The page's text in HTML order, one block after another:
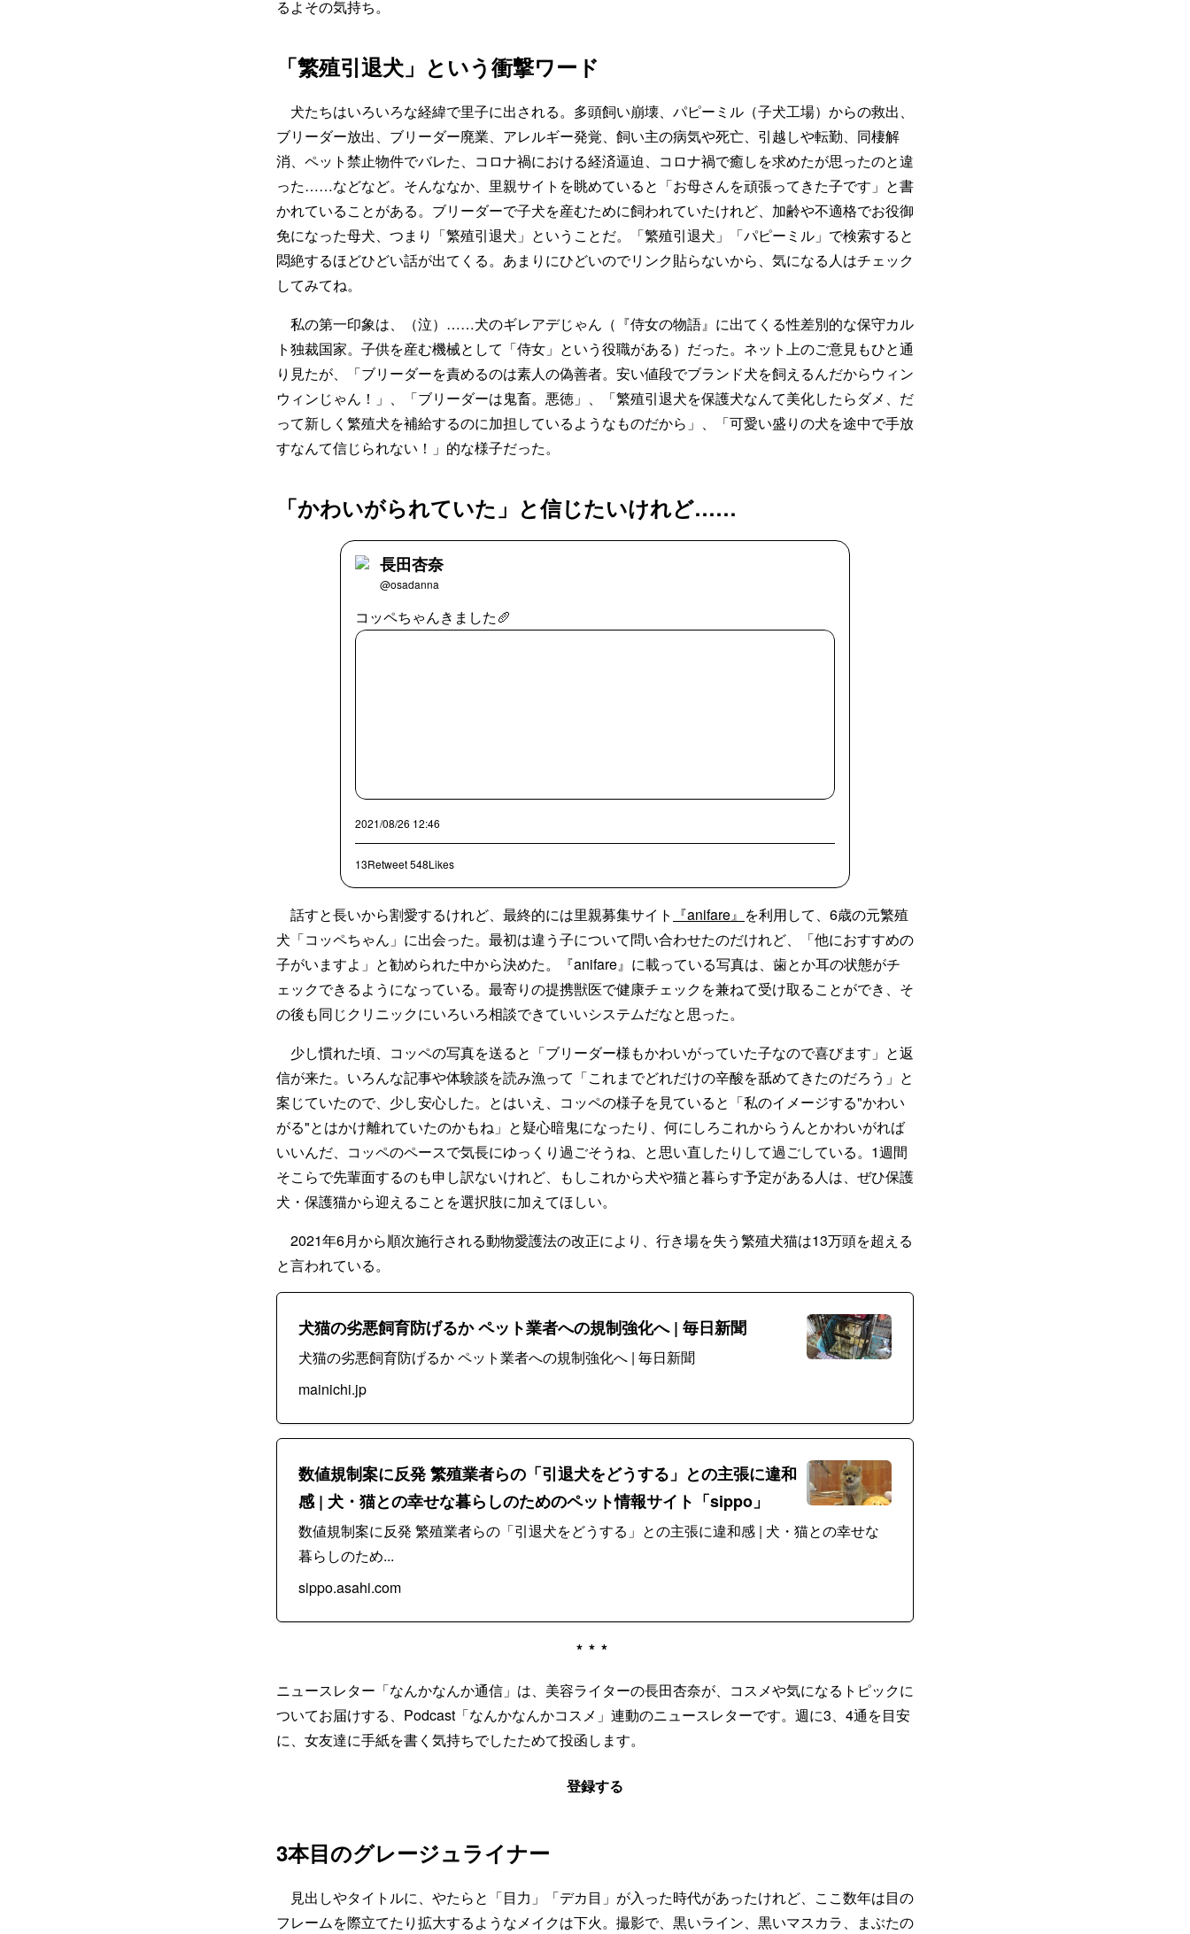
るよその気持ち。
「繁殖引退犬」という衝撃ワード
犬たちはいろいろな経緯で里子に出される。多頭飼い崩壊、パピーミル（子犬工場）からの救出、
ブリーダー放出、ブリーダー廃業、アレルギー発覚、飼い主の病気や死亡、引越しや転勤、同棲解
消、ペット禁止物件でバレた、コロナ禍における経済逼迫、コロナ禍で癒しを求めたが思ったのと違
った……などなど。そんななか、里親サイトを眺めていると「お母さんを頑張ってきた子です」と書
かれていることがある。ブリーダーで子犬を産むために飼われていたけれど、加齢や不適格でお役御
免になった母犬、つまり「繁殖引退犬」ということだ。「繁殖引退犬」「パピーミル」で検索すると
悶絶するほどひどい話が出てくる。あまりにひどいのでリンク貼らないから、気になる人はチェック
してみてね。
私の第一印象は、（泣）……犬のギレアデじゃん（『侍女の物語』に出てくる性差別的な保守カル
ト独裁国家。子供を産む機械として「侍女」という役職がある）だった。ネット上のご意見もひと通
り見たが、「ブリーダーを責めるのは素人の偽善者。安い値段でブランド犬を飼えるんだからウィン
ウィンじゃん！」、「ブリーダーは鬼畜。悪徳」、「繁殖引退犬を保護犬なんて美化したらダメ、だ
って新しく繁殖犬を補給するのに加担しているようなものだから」、「可愛い盛りの犬を途中で手放
すなんて信じられない！」的な様子だった。
「かわいがられていた」と信じたいけれど……
長田杏奈
@osadanna
コッペちゃんきました🥖
2021/08/26 12:46
13Retweet548Likes
話すと長いから割愛するけれど、最終的には里親募集サイト 『anifare』 を利用して、6歳の元繁殖
犬「コッペちゃん」に出会った。最初は違う子について問い合わせたのだけれど、「他におすすめの
子がいますよ」と勧められた中から決めた。『anifare』に載っている写真は、歯とか耳の状態がチ
ェックできるようになっている。最寄りの提携獣医で健康チェックを兼ねて受け取ることができ、そ
の後も同じクリニックにいろいろ相談できていいシステムだなと思った。
少し慣れた頃、コッペの写真を送ると「ブリーダー様もかわいがっていた子なので喜びます」と返
信が来た。いろんな記事や体験談を読み漁って「これまでどれだけの辛酸を舐めてきたのだろう」と
案じていたので、少し安心した。とはいえ、コッペの様子を見ていると「私のイメージする"かわい
がる"とはかけ離れていたのかもね」と疑心暗鬼になったり、何にしろこれからうんとかわいがれば
いいんだ、コッペのペースで気長にゆっくり過ごそうね、と思い直したりして過ごしている。1週間
そこらで先輩面するのも申し訳ないけれど、もしこれから犬や猫と暮らす予定がある人は、ぜひ保護
犬・保護猫から迎えることを選択肢に加えてほしい。
2021年6月から順次施行される動物愛護法の改正により、行き場を失う繁殖犬猫は13万頭を超える
と言われている。
犬猫の劣悪飼育防げるか ペット業者への規制強化へ | 毎日新聞
犬猫の劣悪飼育防げるか ペット業者への規制強化へ | 毎日新聞
mainichi.jp
数値規制案に反発 繁殖業者らの「引退犬をどうする」との主張に違和
感 | 犬・猫との幸せな暮らしのためのペット情報サイト「sippo」
数値規制案に反発 繁殖業者らの「引退犬をどうする」との主張に違和感 | 犬・猫との幸せな
暮らしのため...
sippo.asahi.com
***
ニュースレター「なんかなんか通信」は、美容ライターの長田杏奈が、コスメや気になるトピックに
ついてお届けする、Podcast「なんかなんかコスメ」連動のニュースレターです。週に3、4通を目安
に、女友達に手紙を書く気持ちでしたためて投函します。
登録する
3本目のグレージュライナー
見出しやタイトルに、やたらと「目力」「デカ目」が入った時代があったけれど、ここ数年は目の
フレームを際立てたり拡大するようなメイクは下火。撮影で、黒いライン、黒いマスカラ、まぶたの